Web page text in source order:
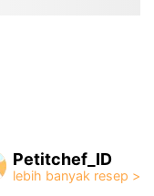
Petitchef_ID